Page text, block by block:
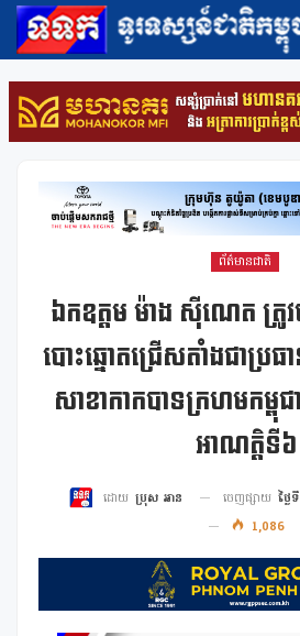
ព័ត៌មានជាតិ
ឯកឧត្តម ម៉ាង ស៊ីណេត ត្រូវ
បោះឆ្នោតជ្រើសតាំងជាប្រធ
សាខាកាកបាទក្រហមកម្ពុ
អាណត្តិទី៦
ដោយ ប្រុស អាន ចេញផ្សាយ ថ្ងៃ
1,086